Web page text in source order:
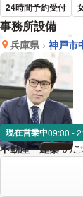
24時間予約受付
事務所設備
完全個室で相談
兵庫県 神戸市
現在営業中09:00 -
不動産・建築 の